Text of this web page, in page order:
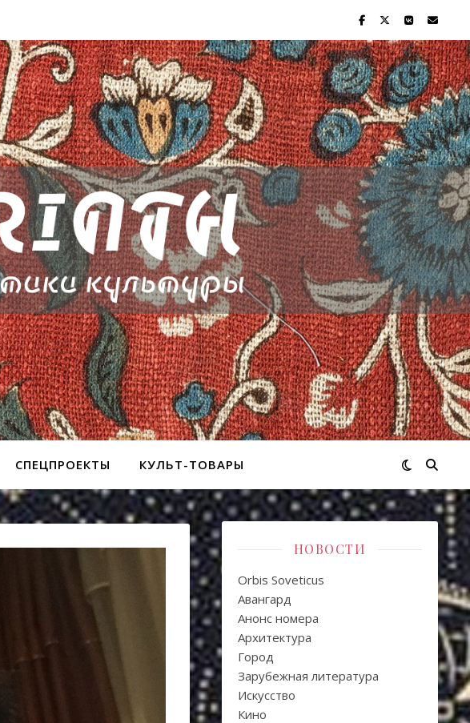
СПЕЦПРОЕКТЫ КУЛЬТ-ТОВАРЫ
НОВОСТИ
Orbis Soveticus
Авангард
Анонс номера
Архитектура
Город
Зарубежная литература
Искуcство
Кино